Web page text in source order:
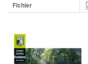
Fichier